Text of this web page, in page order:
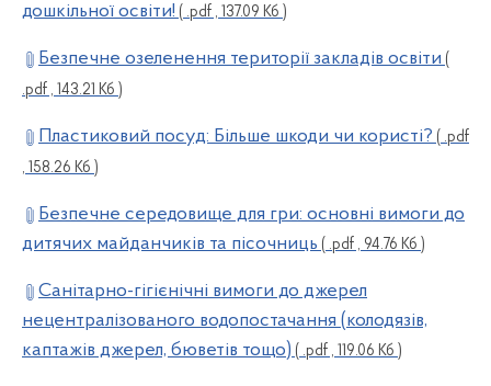
дошкільної освіти! ( .pdf , 137.09 Кб )
Безпечне озеленення території закладів освіти (
.pdf , 143.21 Кб )
Пластиковий посуд: Більше шкоди чи користі? ( .pdf
, 158.26 Кб )
Безпечне середовище для гри: основні вимоги до
дитячих майданчиків та пісочниць ( .pdf , 94.76 Кб )
Санітарно-гігієнічні вимоги до джерел
нецентралізованого водопостачання (колодязів,
каптажів джерел, бюветів тощо) ( .pdf , 119.06 Кб )